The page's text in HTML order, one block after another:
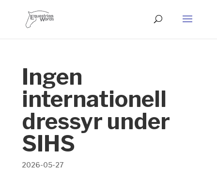
Ingen
internationell
dressyr under
SIHS
2026-05-27